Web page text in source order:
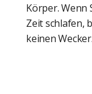
Körper. Wenn
Zeit schlafen,
keinen Wecker.